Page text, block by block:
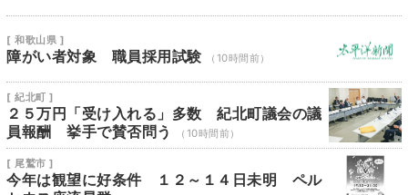
[ 和歌山県 ]
障がい者対象 職員採用試験 （10時間前）
[ 紀北町 ]
２５万円「受け入れる」多数 紀北町議会の議
員報酬 挙手で賛否問う
（10時間前）
[ 尾鷲市 ]
今年は観望に好条件 １２～１４日未明 ペル